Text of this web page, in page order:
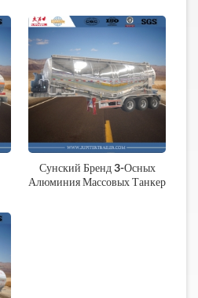
Сунский Бренд 3-Осных
Алюминия Массовых Танкер